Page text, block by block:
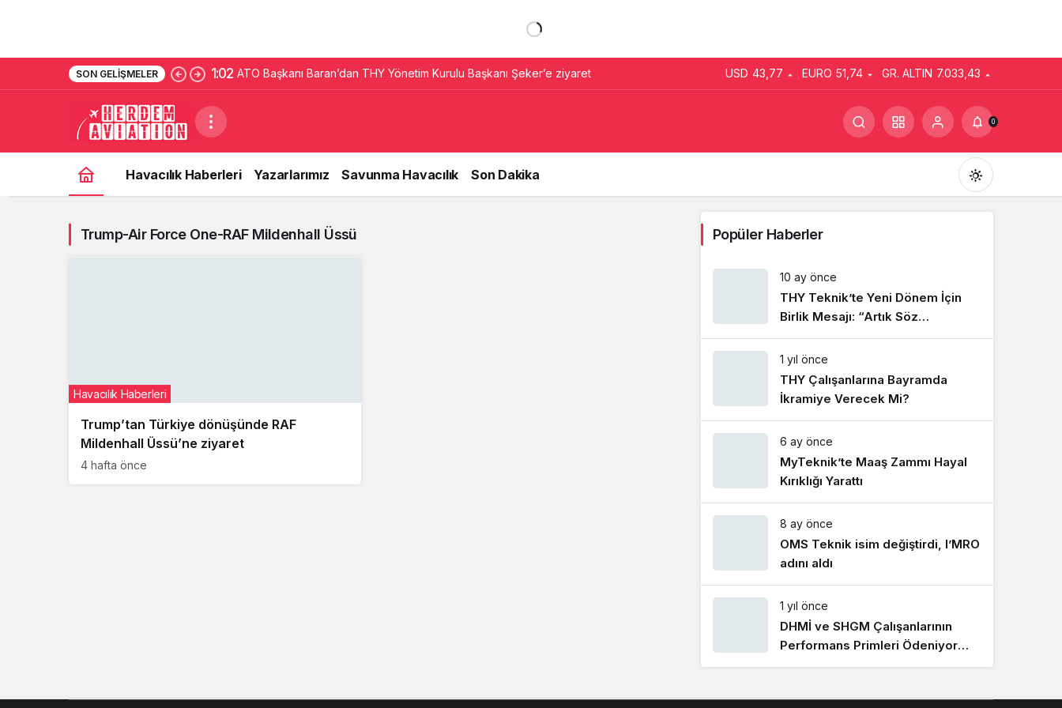
SON GELIŞMELER 1:02 ATO Başkanı Baran’dan THY Yönetim Kurulu Başkanı Şeker’e ziyaret USD 43,77 EURO 51,74 GR. ALTIN 7.033,43
0
Havacılık Haberleri Yazarlarımız Savunma Havacılık Son Dakika
Gündüz Modu
Gündüz modunu seçin.
Gece Modu
Gece modunu seçin.
Sistem modunu seçin.
Trump-Air Force One-RAF Mildenhall Üssü
Trump’tan Türkiye dönüşünde RAF
Mildenhall Üssü’ne ziyaret
Havacılık Haberleri
4 hafta önce
Popüler Haberler
10 ay önce
THY Teknik’te Yeni Dönem İçin
Birlik Mesajı: “Artık Söz
Emekçinin”
1 yıl önce
THY Çalışanlarına Bayramda
İkramiye Verecek Mi?
6 ay önce
MyTeknik’te Maaş Zammı Hayal
Kırıklığı Yarattı
8 ay önce
OMS Teknik isim değiştirdi, I’MRO
adını aldı
1 yıl önce
DHMİ ve SHGM Çalışanlarının
Performans Primleri Ödeniyor
Mu?